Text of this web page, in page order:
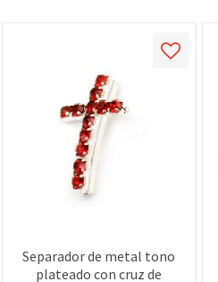
Separador de metal tono
plateado con cruz de